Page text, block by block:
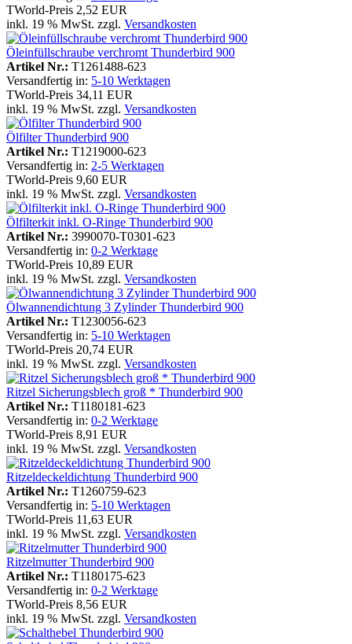
TWorld-Preis 2,52 EUR
inkl. 19 % MwSt. zzgl. Versandkosten
Öleinfüllschraube verchromt Thunderbird 900
Artikel Nr.: T1261488-623
Versandfertig in: 5-10 Werktagen
TWorld-Preis 34,11 EUR
inkl. 19 % MwSt. zzgl. Versandkosten
Ölfilter Thunderbird 900
Artikel Nr.: T1219000-623
Versandfertig in: 2-5 Werktagen
TWorld-Preis 9,60 EUR
inkl. 19 % MwSt. zzgl. Versandkosten
Ölfilterkit inkl. O-Ringe Thunderbird 900
Artikel Nr.: 3990070-T0301-623
Versandfertig in: 0-2 Werktage
TWorld-Preis 10,89 EUR
inkl. 19 % MwSt. zzgl. Versandkosten
Ölwannendichtung 3 Zylinder Thunderbird 900
Artikel Nr.: T1230056-623
Versandfertig in: 5-10 Werktagen
TWorld-Preis 20,74 EUR
inkl. 19 % MwSt. zzgl. Versandkosten
Ritzel Sicherungsblech groß * Thunderbird 900
Artikel Nr.: T1180181-623
Versandfertig in: 0-2 Werktage
TWorld-Preis 8,91 EUR
inkl. 19 % MwSt. zzgl. Versandkosten
Ritzeldeckeldichtung Thunderbird 900
Artikel Nr.: T1260759-623
Versandfertig in: 5-10 Werktagen
TWorld-Preis 11,63 EUR
inkl. 19 % MwSt. zzgl. Versandkosten
Ritzelmutter Thunderbird 900
Artikel Nr.: T1180175-623
Versandfertig in: 0-2 Werktage
TWorld-Preis 8,56 EUR
inkl. 19 % MwSt. zzgl. Versandkosten